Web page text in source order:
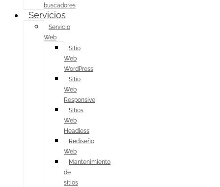
buscadores
Servicios
Servicio
Web
Sitio
Web
WordPress
Sitio
Web
Responsive
Sitios
Web
Headless
Rediseño
Web
Mantenimiento
de
sitios